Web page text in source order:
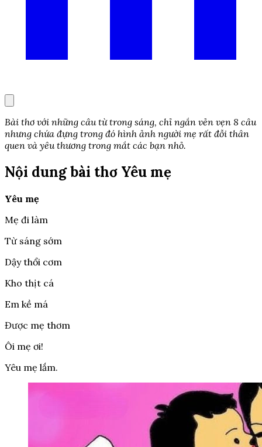
Bài thơ với những câu từ trong sáng, chỉ ngắn vẻn vẹn 8 câu
nhưng chứa đựng trong đó hình ảnh người mẹ rất đỗi thân
quen và yêu thương trong mắt các bạn nhỏ.
Nội dung bài thơ Yêu mẹ
Yêu mẹ
Mẹ đi làm
Từ sáng sớm
Dậy thổi cơm
Kho thịt cá
Em kề má
Được mẹ thơm
Ôi mẹ ơi!
Yêu mẹ lắm.